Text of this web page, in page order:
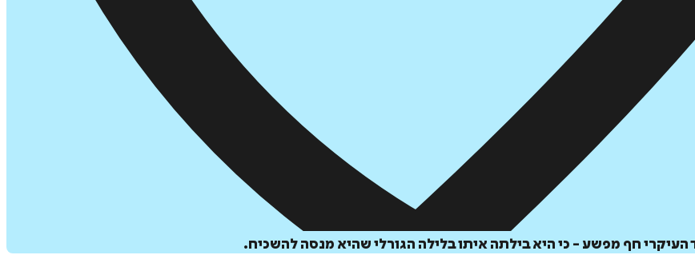
חף מפשע - כי היא בילתה איתו בלילה הגורלי שהיא מנסה להשכיח.